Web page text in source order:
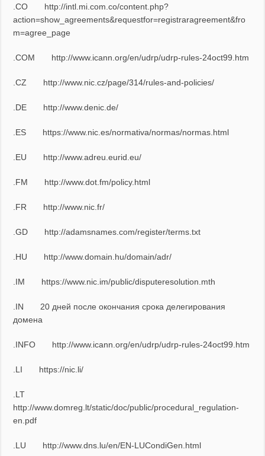
.CO
http://intl.mi.com.co/content.php?
action=show_agreements&requestfor=registraragreement&fro
m=agree_page
.COM http://www.icann.org/en/udrp/udrp-rules-24oct99.htm
.CZ http://www.nic.cz/page/314/rules-and-policies/
.DE http://www.denic.de/
.ES https://www.nic.es/normativa/normas/normas.html
.EU http://www.adreu.eurid.eu/
.FM http://www.dot.fm/policy.html
.FR http://www.nic.fr/
.GD http://adamsnames.com/register/terms.txt
.HU http://www.domain.hu/domain/adr/
.IM https://www.nic.im/public/disputeresolution.mth
.IN
20 дней после окончания срока делегирования
домена
.INFO http://www.icann.org/en/udrp/udrp-rules-24oct99.htm
.LI https://nic.li/
.LT
http://www.domreg.lt/static/doc/public/procedural_regulation-
en.pdf
.LU http://www.dns.lu/en/EN-LUCondiGen.html